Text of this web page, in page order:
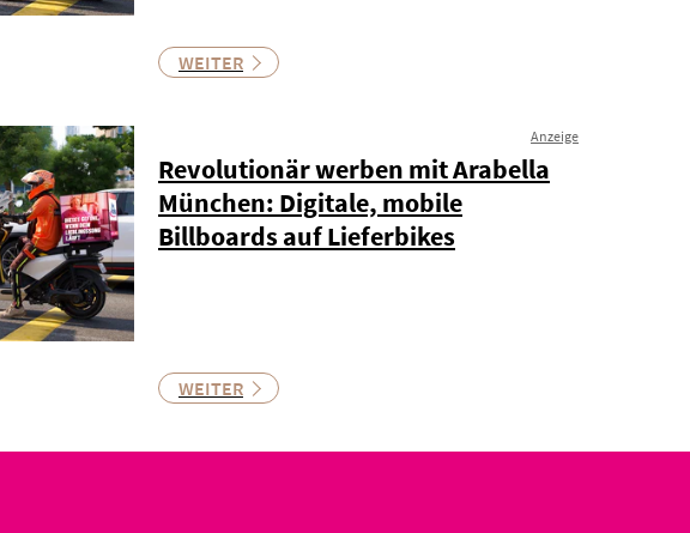
WEITER
Anzeige
Revolutionär werben mit Arabella
München: Digitale, mobile
Billboards auf Lieferbikes
WEITER